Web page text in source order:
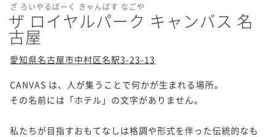
ざ ろいやるぱーく きゃんばす なごや
ザ ロイヤルパーク キャンバス 名
古屋
愛知県名古屋市中村区名駅3-23-13
CANVAS は、人が集うことで何かが生まれる場所。
その名前には「ホテル」の文字がありません。
私たちが目指すおもてなしは格調や形式を伴った伝統的なも